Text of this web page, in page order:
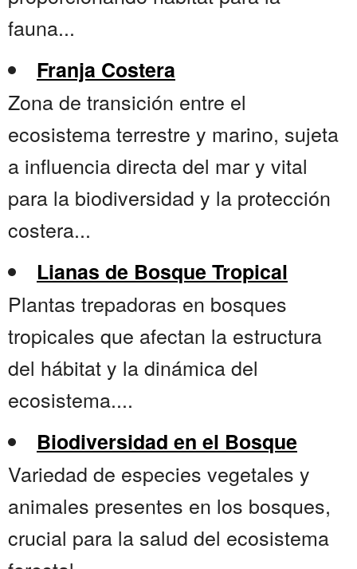
fauna...
Franja Costera
Zona de transición entre el
ecosistema terrestre y marino, sujeta
a influencia directa del mar y vital
para la biodiversidad y la protección
costera...
Lianas de Bosque Tropical
Plantas trepadoras en bosques
tropicales que afectan la estructura
del hábitat y la dinámica del
ecosistema....
Biodiversidad en el Bosque
Variedad de especies vegetales y
animales presentes en los bosques,
crucial para la salud del ecosistema